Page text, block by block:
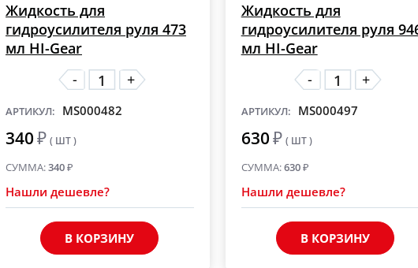
Жидкость для
гидроусилителя руля 473
мл HI-Gear
-
+
АРТИКУЛ: MS000482
340₽ ( ШТ )
СУММА:340₽
Нашли дешевле?
В КОРЗИНУ
Жидкость для
гидроусилителя руля
мл HI-Gear
-
+
АРТИКУЛ: MS000497
630₽ ( ШТ )
СУММА:630₽
Нашли дешевле?
В КОРЗИНУ